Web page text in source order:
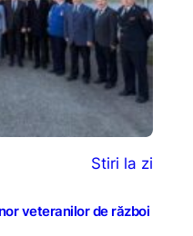
Stiri la zi
veteranilor de război